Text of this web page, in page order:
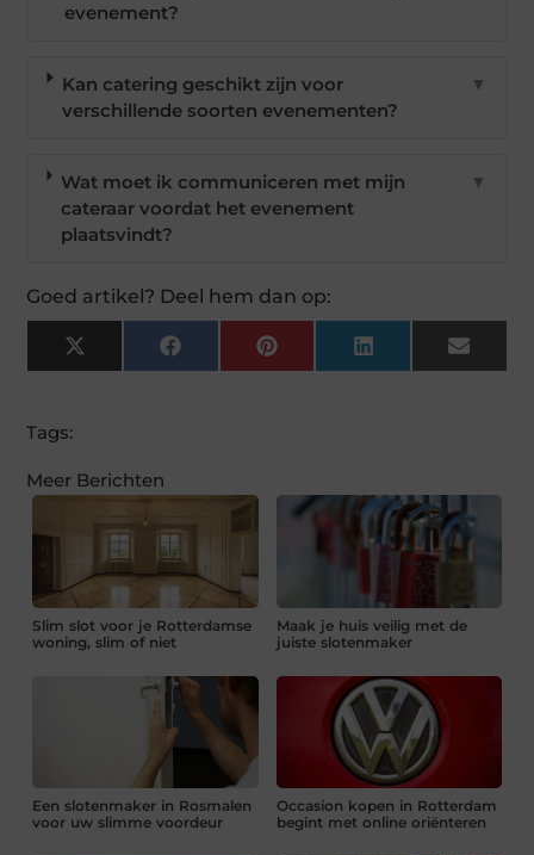
evenement?
Kan catering geschikt zijn voor
verschillende soorten evenementen?
▼
Wat moet ik communiceren met mijn
cateraar voordat het evenement
plaatsvindt?
▼
Goed artikel? Deel hem dan op:
X
(Twitter)
FacebookPinterest LinkedIn Email
Tags:
Meer Berichten
Slim slot voor je Rotterdamse
woning, slim of niet
Maak je huis veilig met de
juiste slotenmaker
Een slotenmaker in Rosmalen
voor uw slimme voordeur
Occasion kopen in Rotterdam
begint met online oriënteren